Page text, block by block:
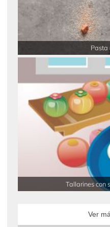
Pasta
Tallarines con
Ver